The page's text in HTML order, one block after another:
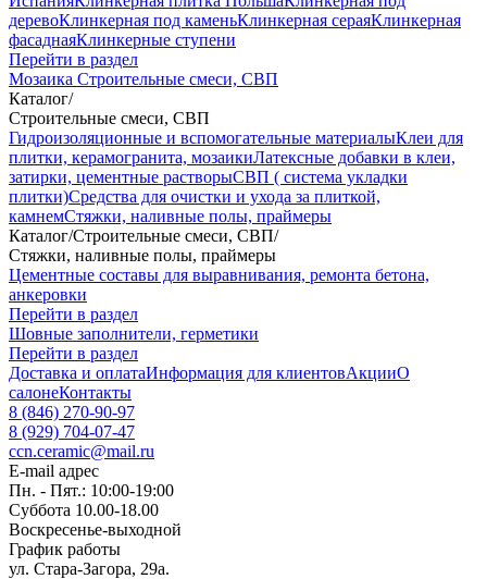
деревоКлинкерная под каменьКлинкерная сераяКлинкерная
фасаднаяКлинкерные ступени
Перейти в раздел
Мозаика Строительные смеси, СВП
Каталог/
Строительные смеси, СВП
Гидроизоляционные и вспомогательные материалыКлеи для
плитки, керамогранита, мозаикиЛатексные добавки в клеи,
затирки, цементные растворыСВП ( система укладки
плитки)Средства для очистки и ухода за плиткой,
камнемСтяжки, наливные полы, праймеры
Каталог/Строительные смеси, СВП/
Стяжки, наливные полы, праймеры
Цементные составы для выравнивания, ремонта бетона,
анкеровки
Перейти в раздел
Шовные заполнители, герметики
Перейти в раздел
Доставка и оплатаИнформация для клиентовАкцииО
салонеКонтакты
8 (846) 270-90-97
8 (929) 704-07-47
ccn.ceramic@mail.ru
E-mail адрес
Пн. - Пят.: 10:00-19:00
Суббота 10.00-18.00
Воскресенье-выходной
График работы
ул. Стара-Загора, 29а.